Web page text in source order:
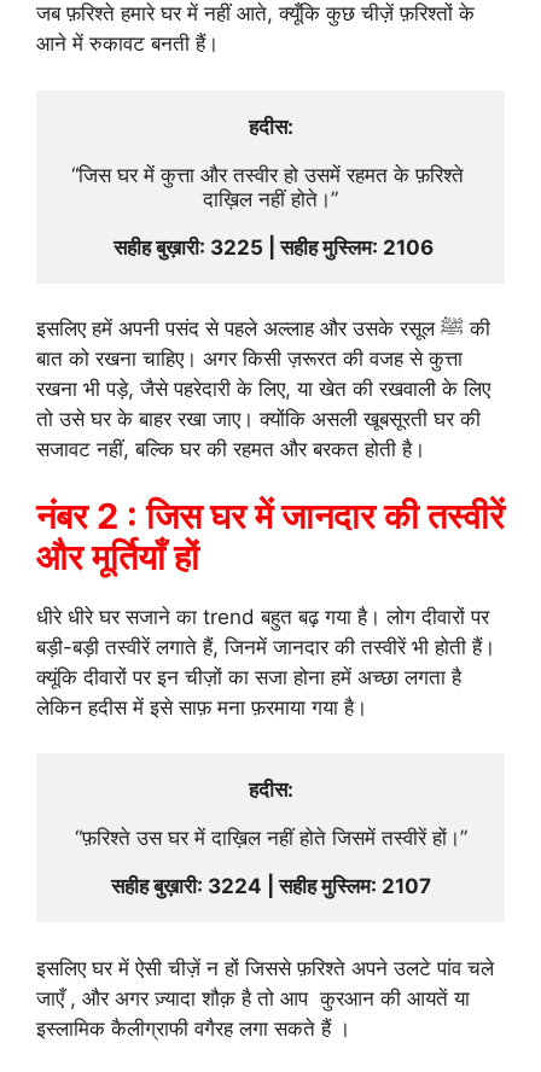
जब फ़रिश्ते हमारे घर में नहीं आते, क्यूँकि कुछ चीज़ें फ़रिश्तों के
आने में रुकावट बनती हैं।
हदीस:
“जिस घर में कुत्ता और तस्वीर हो उसमें रहमत के फ़रिश्ते
दाख़िल नहीं होते।”
सहीह बुख़ारी: 3225 | सहीह मुस्लिम: 2106
इसलिए हमें अपनी पसंद से पहले अल्लाह और उसके रसूल ﷺ की
बात को रखना चाहिए। अगर किसी ज़रूरत की वजह से कुत्ता
रखना भी पड़े, जैसे पहरेदारी के लिए, या खेत की रखवाली के लिए
तो उसे घर के बाहर रखा जाए। क्योंकि असली खूबसूरती घर की
सजावट नहीं, बल्कि घर की रहमत और बरकत होती है।
नंबर 2 : जिस घर में जानदार की तस्वीरें
और मूर्तियाँ हों
धीरे धीरे घर सजाने का trend बहुत बढ़ गया है। लोग दीवारों पर
बड़ी-बड़ी तस्वीरें लगाते हैं, जिनमें जानदार की तस्वीरें भी होती हैं।
क्यूंकि दीवारों पर इन चीज़ों का सजा होना हमें अच्छा लगता है
लेकिन हदीस में इसे साफ़ मना फ़रमाया गया है।
हदीस:
“फ़रिश्ते उस घर में दाख़िल नहीं होते जिसमें तस्वीरें हों।”
सहीह बुख़ारी: 3224 | सहीह मुस्लिम: 2107
इसलिए घर में ऐसी चीज़ें न हों जिससे फ़रिश्ते अपने उलटे पांव चले
जाएँ , और अगर ज़्यादा शौक़ है तो आप कुरआन की आयतें या
इस्लामिक कैलीग्राफी वगैरह लगा सकते हैं ।